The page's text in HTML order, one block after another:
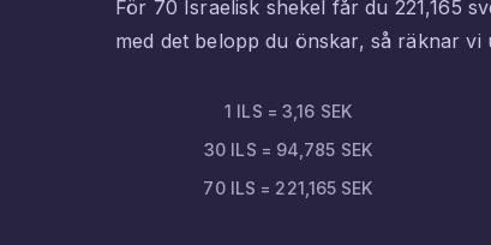
För 70 Israelisk shekel får du 221,165
med det belopp du önskar, så räknar
1 ILS = 3,16 SEK
30 ILS = 94,785 SEK
70 ILS = 221,165 SEK